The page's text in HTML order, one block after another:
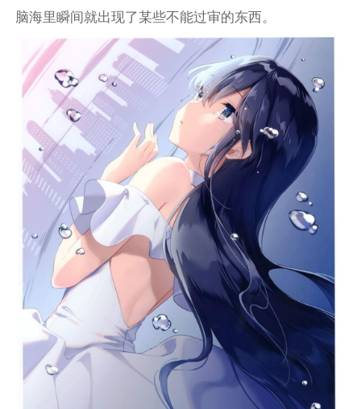
脑海里瞬间就出现了某些不能过审的东西。